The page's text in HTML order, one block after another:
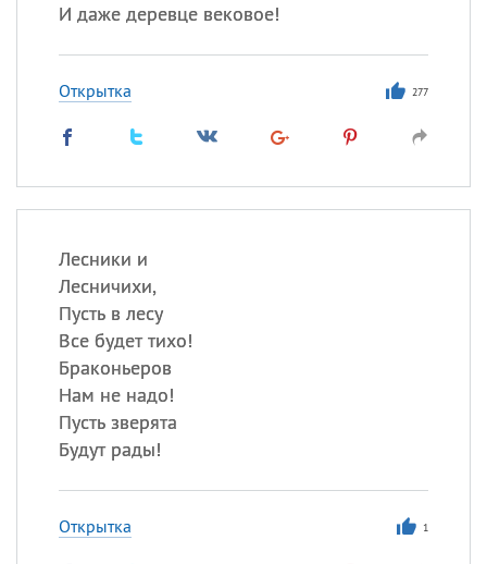
И даже деревце вековое!
Открытка 277
Лесники и
Лесничихи,
Пусть в лесу
Все будет тихо!
Браконьеров
Нам не надо!
Пусть зверята
Будут рады!
Открытка 1